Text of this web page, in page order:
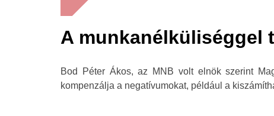
A munkanélküliséggel
Bod Péter Ákos, az MNB volt elnök szerint
kompenzálja a negatívumokat, például a